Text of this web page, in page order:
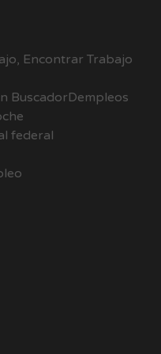
Encontrar Trabajo
BuscadorDempleos
federal